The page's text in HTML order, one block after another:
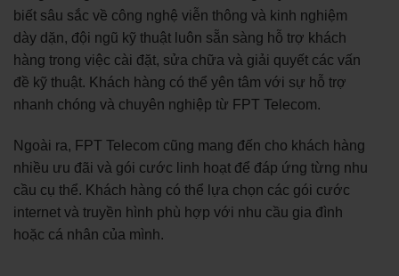
biết sâu sắc về công nghệ viễn thông và kinh nghiệm
dày dặn, đội ngũ kỹ thuật luôn sẵn sàng hỗ trợ khách
hàng trong việc cài đặt, sửa chữa và giải quyết các vấn
đề kỹ thuật. Khách hàng có thể yên tâm với sự hỗ trợ
nhanh chóng và chuyên nghiệp từ FPT Telecom.
Ngoài ra, FPT Telecom cũng mang đến cho khách hàng
nhiều ưu đãi và gói cước linh hoạt để đáp ứng từng nhu
cầu cụ thể. Khách hàng có thể lựa chọn các gói cước
internet và truyền hình phù hợp với nhu cầu gia đình
hoặc cá nhân của mình.